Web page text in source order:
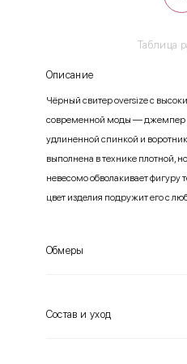
Таблица
Описание
Чёрный свитер oversize с
современной моды — джемпер
удлиненной спинкой и
выполнена в технике плотной,
невесомо обволакивает
цвет изделия подружит его с
Обмеры
Состав и уход